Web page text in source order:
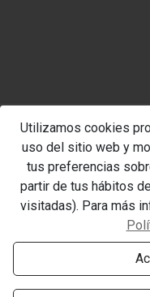
Utilizamos cookies
uso del sitio web y
tus preferencias
partir de tus hábitos
visitadas). Para más